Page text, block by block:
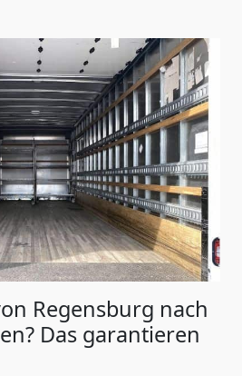
Regensburg nach
Das garantieren